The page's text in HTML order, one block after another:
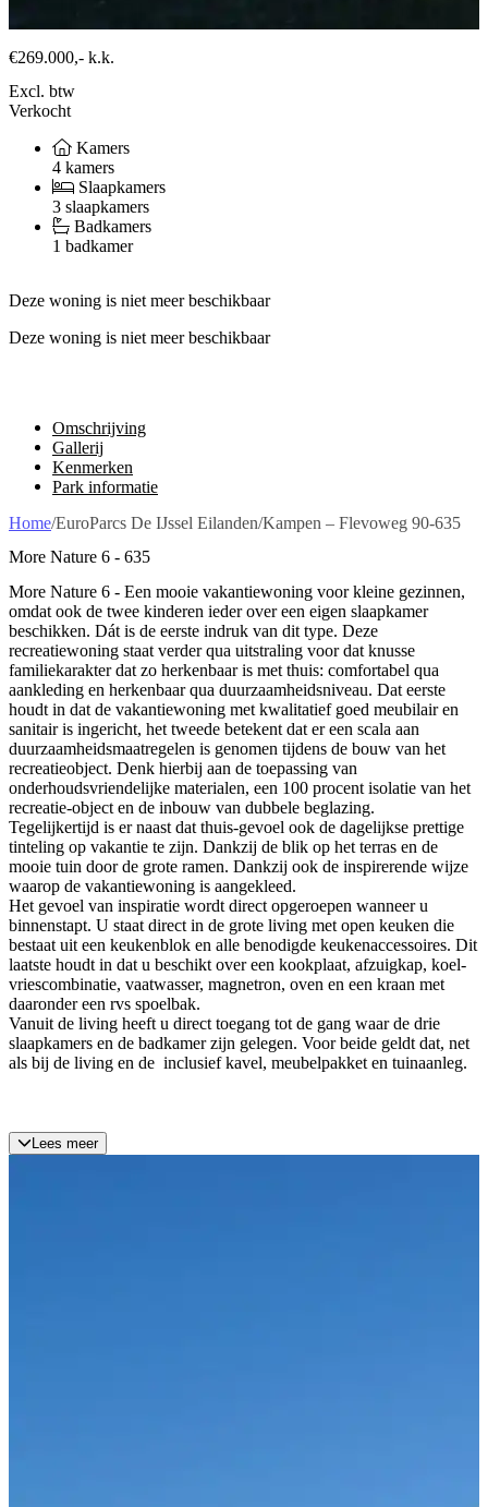
€269.000,- k.k.
Excl. btw
Verkocht
Kamers
4 kamers
Slaapkamers
3 slaapkamers
Badkamers
1 badkamer
Deze woning is niet meer beschikbaar
Deze woning is niet meer beschikbaar
Omschrijving
Gallerij
Kenmerken
Park informatie
Home/EuroParcs De IJssel Eilanden/Kampen – Flevoweg 90-635
More Nature 6 - 635
More Nature 6 - Een mooie vakantiewoning voor kleine gezinnen,
omdat ook de twee kinderen ieder over een eigen slaapkamer
beschikken. Dát is de eerste indruk van dit type. Deze
recreatiewoning staat verder qua uitstraling voor dat knusse
familiekarakter dat zo herkenbaar is met thuis: comfortabel qua
aankleding en herkenbaar qua duurzaamheidsniveau. Dat eerste
houdt in dat de vakantiewoning met kwalitatief goed meubilair en
sanitair is ingericht, het tweede betekent dat er een scala aan
duurzaamheidsmaatregelen is genomen tijdens de bouw van het
recreatieobject. Denk hierbij aan de toepassing van
onderhoudsvriendelijke materialen, een 100 procent isolatie van het
recreatie-object en de inbouw van dubbele beglazing.
Tegelijkertijd is er naast dat thuis-gevoel ook de dagelijkse prettige
tinteling op vakantie te zijn. Dankzij de blik op het terras en de
mooie tuin door de grote ramen. Dankzij ook de inspirerende wijze
waarop de vakantiewoning is aangekleed.
Het gevoel van inspiratie wordt direct opgeroepen wanneer u
binnenstapt. U staat direct in de grote living met open keuken die
bestaat uit een keukenblok en alle benodigde keukenaccessoires. Dit
laatste houdt in dat u beschikt over een kookplaat, afzuigkap, koel-
vriescombinatie, vaatwasser, magnetron, oven en een kraan met
daaronder een rvs spoelbak.
Vanuit de living heeft u direct toegang tot de gang waar de drie
slaapkamers en de badkamer zijn gelegen. Voor beide geldt dat, net
als bij de living en de inclusief kavel, meubelpakket en tuinaanleg.
Lees meer